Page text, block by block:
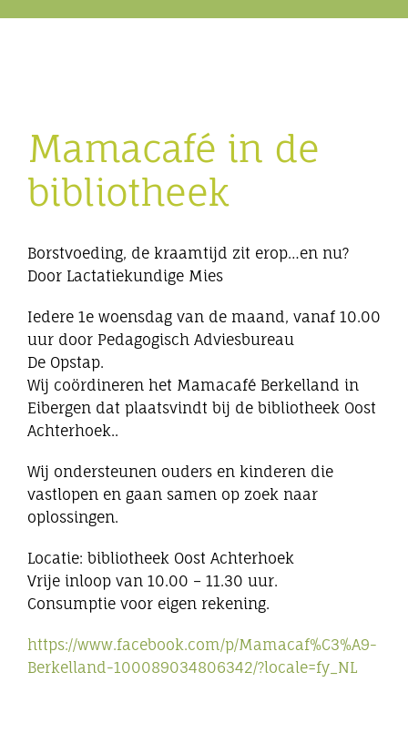
Eibergen onderneemt
Winkels
Bedrijven
Mamacafé in de
bibliotheek
Borstvoeding, de kraamtijd zit erop…en nu?
Door Lactatiekundige Mies
Iedere 1e woensdag van de maand, vanaf 10.00
uur door Pedagogisch Adviesbureau
De Opstap.
Wij coördineren het Mamacafé Berkelland in
Eibergen dat plaatsvindt bij de bibliotheek Oost
Achterhoek..
Wij ondersteunen ouders en kinderen die
vastlopen en gaan samen op zoek naar
oplossingen.
Locatie: bibliotheek Oost Achterhoek
Vrije inloop van 10.00 – 11.30 uur.
Consumptie voor eigen rekening.
https://www.facebook.com/p/Mamacaf%C3%A9-
Berkelland-100089034806342/?locale=fy_NL